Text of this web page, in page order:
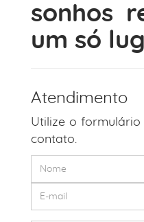
sonhos
um só
Atendimento
Utilize o
contato.